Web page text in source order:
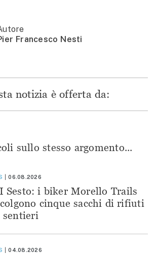
finestra)
Francesco Nesti
notizia è offerta da:
sullo stesso argomento...
06.08.2026
Sesto: i biker Morello Trails
cinque sacchi di rifiuti
sentieri
04.08.2026